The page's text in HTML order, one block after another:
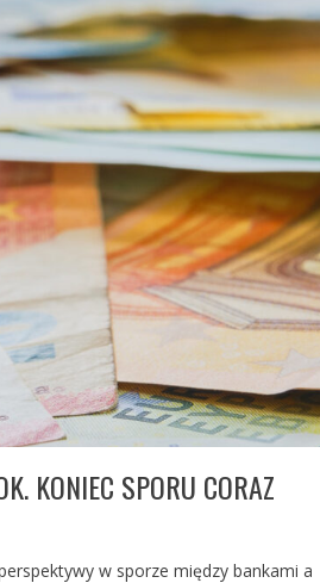
KONIEC SPORU CORAZ
w sporze między bankami a